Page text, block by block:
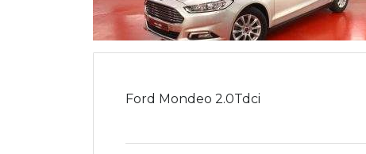
Ford Mondeo 2.0Tdci